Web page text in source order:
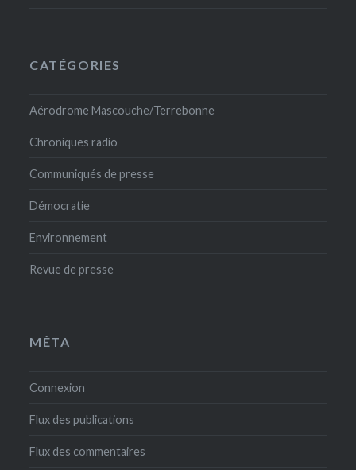
CATÉGORIES
Aérodrome Mascouche/Terrebonne
Chroniques radio
Communiqués de presse
Démocratie
Environnement
Revue de presse
MÉTA
Connexion
Flux des publications
Flux des commentaires